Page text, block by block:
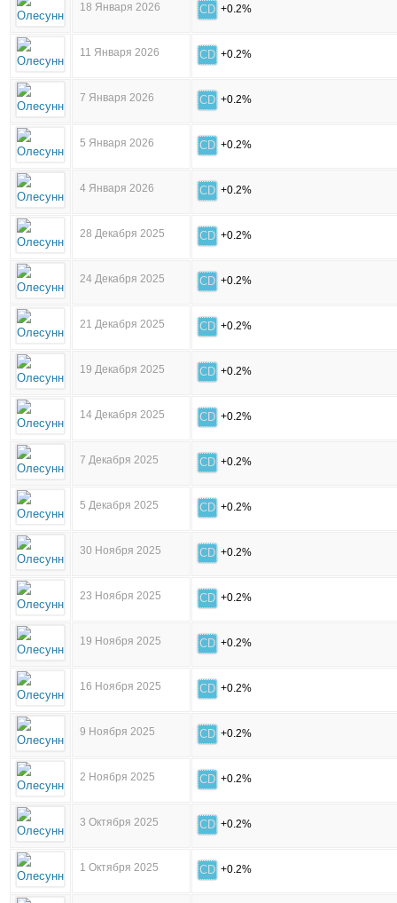
18 Января 2026 CD +0.2%
11 Января 2026 CD +0.2%
7 Января 2026 CD +0.2%
5 Января 2026 CD +0.2%
4 Января 2026 CD +0.2%
28 Декабря 2025 CD +0.2%
24 Декабря 2025 CD +0.2%
21 Декабря 2025 CD +0.2%
19 Декабря 2025 CD +0.2%
14 Декабря 2025 CD +0.2%
7 Декабря 2025 CD +0.2%
5 Декабря 2025 CD +0.2%
30 Ноября 2025 CD +0.2%
23 Ноября 2025 CD +0.2%
19 Ноября 2025 CD +0.2%
16 Ноября 2025 CD +0.2%
9 Ноября 2025 CD +0.2%
2 Ноября 2025 CD +0.2%
3 Октября 2025 CD +0.2%
1 Октября 2025 CD +0.2%